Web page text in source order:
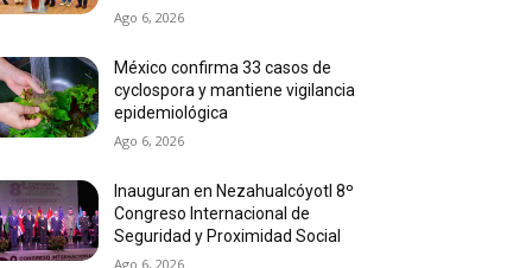
Ago 6, 2026
México confirma 33 casos de
cyclospora y mantiene vigilancia
epidemiológica
Ago 6, 2026
Inauguran en Nezahualcóyotl 8º
Congreso Internacional de
Seguridad y Proximidad Social
Ago 6, 2026